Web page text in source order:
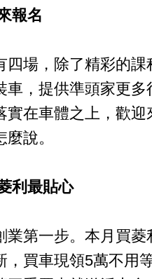
報名
四場，除了精彩的
車，提供準頭家更
實在車體之上，歡
說。
利最貼心
業第一步。本月買
，買車現領5萬不用